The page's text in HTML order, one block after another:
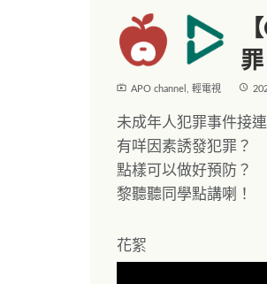
罪
live_tv APO channel 輕電視 access_time
未成年人犯罪事件接
有咩因素誘發犯罪？
點樣可以做好預防？
黎聽聽同學點講喇！
花絮